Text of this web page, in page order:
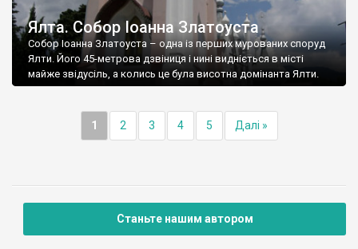
Ялта. Собор Іоанна Златоуста
Собор Іоанна Златоуста – одна із перших мурованих споруд
Ялти. Його 45-метрова дзвіниця і нині видніється в місті
майже звідусіль, а колись це була висотна домінанта Ялти.
1 2 3 4 5 Далі »
Станьте нашим автором